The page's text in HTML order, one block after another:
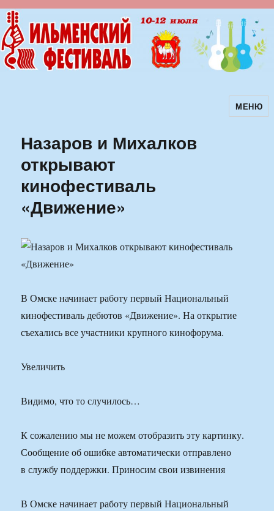
Ильменский фестиваль авторскойМЕНЮ
Назаров и Михалков
открывают
кинофестиваль
«Движение»
В Омске начинает работу первый Национальный
кинофестиваль дебютов «Движение». На открытие
съехались все участники крупного кинофорума.
Увеличить
Видимо, что то случилось…
К сожалению мы не можем отобразить эту картинку.
Сообщение об ошибке автоматически отправлено
в службу поддержки. Приносим свои извинения
В Омске начинает работу первый Национальный